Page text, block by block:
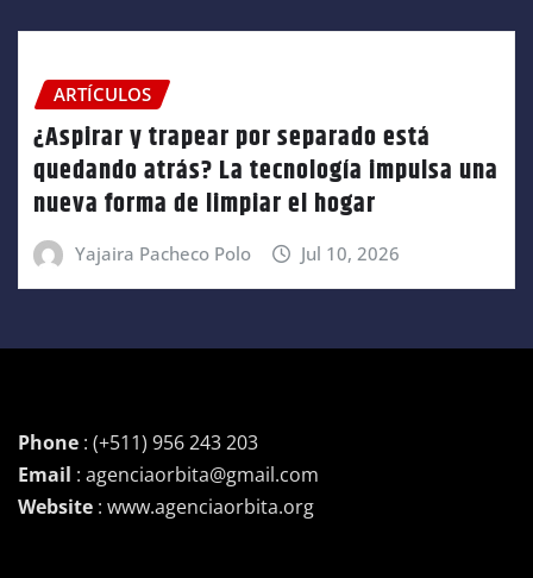
ARTÍCULOS
¿Aspirar y trapear por separado está
quedando atrás? La tecnología impulsa una
nueva forma de limpiar el hogar
Yajaira Pacheco Polo Jul 10, 2026
Phone : (+511) 956 243 203
Email : agenciaorbita@gmail.com
Website : www.agenciaorbita.org